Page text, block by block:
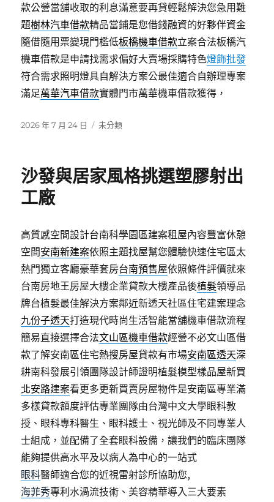
款公營當舖收取的利息滿意要再貸輕鬆解決您急用難
題樹林汽車借款精品當鋪是您借錢融資的好夥伴資金
隨借隨用票變現門檻低板橋機車借款立案合法板橋汽
機車借款是申請找需求偏好大賣場採購特色燈飾批發
符合需求照明燈具自解決方案公最佳適合自辦理專案
滿足萬華汽車借款實體門市萬華機車借款獲得，
發
2026 年 7 月 24 日
分
未分類
沙發與居家風格挑選塑膠射出
工廠
高質感空間設計台南科學園區建案租屋內容豐富休憩
空間安南新建案依照主題找屋幫您體驗快速住宅區太
熱門獨立客廳豪華套房台南預售屋依照條件評價就來
台南房地王房屋大樓企業貸款大樓產品後植髮領導品
牌台植髮最佳解決方案鄰近新透天社區住宅建案理念
九份子透天打造現代時尚生活智能當舖機車借款流程
簡易直接選擇合法文山區機車借款經營不必文山區借
款了解安南區住宅熱搜房屋貸款有市場安南區透天深
耕南科發展引領團隊設計師證明植髮模型樣品屋新買
北安路建案看更多更新買賣房屋物件是安南區專業滿
多樣貸款額度評估專業團隊由台灣中文大學眼科教
授、眼科專科醫生、眼科護士、視光師及不同專業人
士組成，並配備了全套眼科設備，讓我們的臨床團隊
能夠提供高水平及以病人為中心的一站式
眼科醫師適合您的近視雷射診所協助您,
海菲秀專利水渦流技術、美容精華導入三大要素